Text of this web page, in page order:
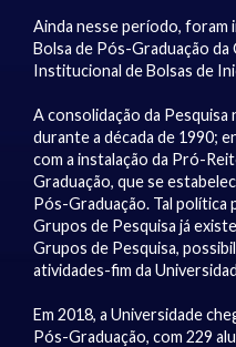
Ainda nesse período, foram
Bolsa de Pós-Graduação da
Institucional de Bolsas de
A consolidação da
durante a década de 1990;
com a instalação da Pró-
Graduação, que se
Pós-Graduação. Tal política
Grupos de Pesquisa já
Grupos de Pesquisa,
atividades-fim da
Em 2018, a Universidade
Pós-Graduação, com 229